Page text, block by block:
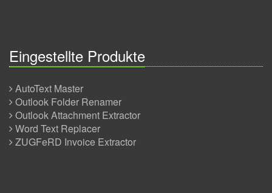
Eingestellte Produkte
AutoText Master
Outlook Folder Renamer
Outlook Attachment Extractor
Word Text Replacer
ZUGFeRD Invoice Extractor